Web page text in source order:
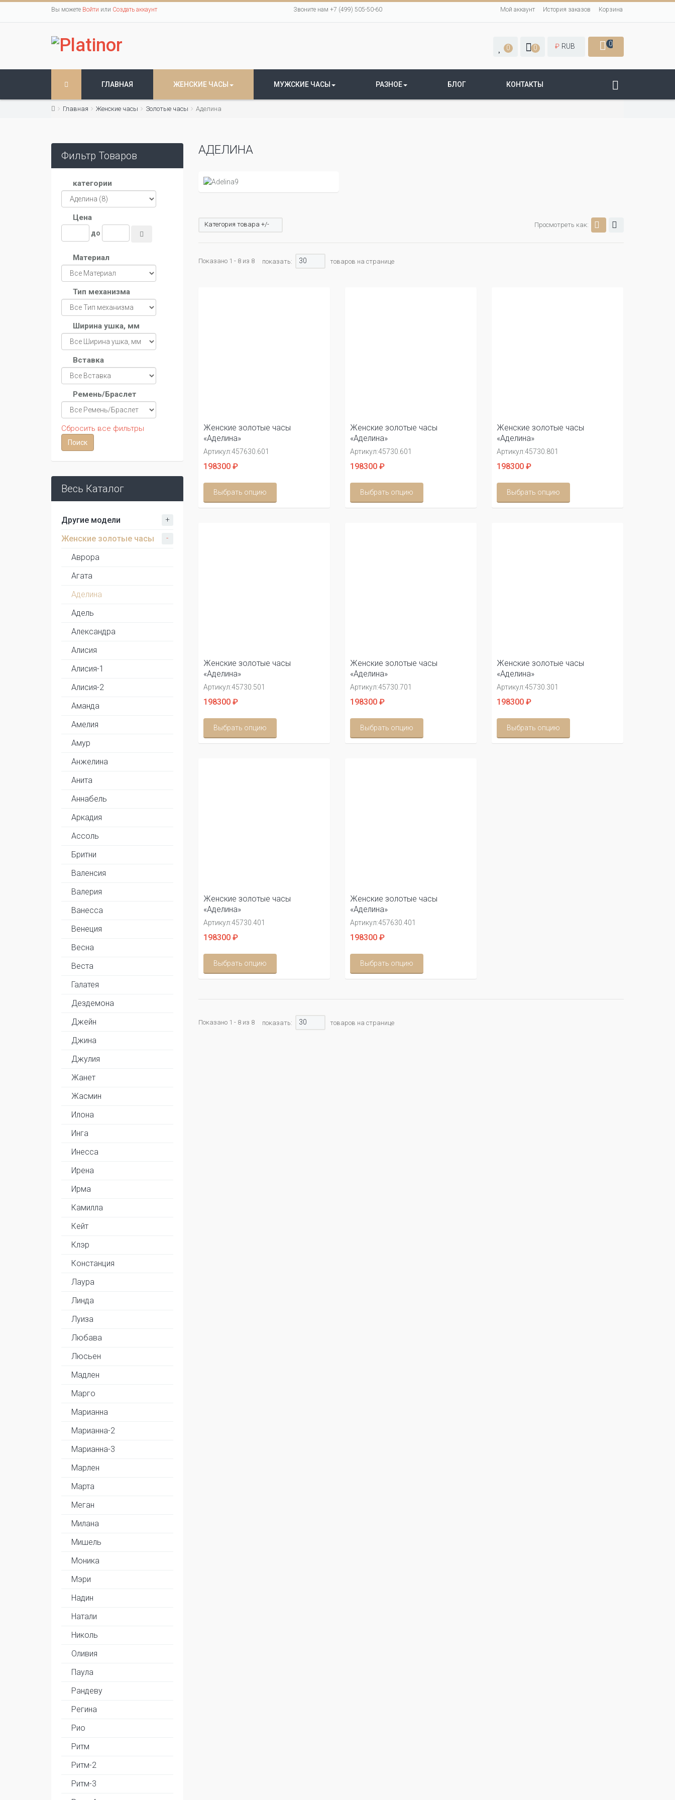
Вы можете Войти или Создать аккаунт Звоните нам +7 (499) 505-50-60 Мой аккаунт История заказов Корзина
0 0 ₽ RUB 0
ГЛАВНАЯ ЖЕНСКИЕ ЧАСЫ МУЖСКИЕ ЧАСЫ РАЗНОЕ БЛОГ КОНТАКТЫ
Главная Женские часы Золотые часы Аделина
Фильтр Товаров
категории
Цена
до
Материал
Тип механизма
Ширина ушка, мм
Вставка
Ремень/Браслет
Сбросить все фильтры
Весь Каталог
Другие модели +
Женские золотые часы -
Аврора
Агата
Аделина
Адель
Александра
Алисия
Алисия-1
Алисия-2
Аманда
Амелия
Амур
Анжелина
Анита
Аннабель
Аркадия
Ассоль
Бритни
Валенсия
Валерия
Ванесса
Венеция
Весна
Веста
Галатея
Дездемона
Джейн
Джина
Джулия
Жанет
Жасмин
Илона
Инга
Инесса
Ирена
Ирма
Камилла
Кейт
Клэр
Констанция
Лаура
Линда
Луиза
Любава
Люсьен
Мадлен
Марго
Марианна
Марианна-2
Марианна-3
Марлен
Марта
Меган
Милана
Мишель
Моника
Мэри
Надин
Натали
Николь
Оливия
Паула
Рандеву
Регина
Рио
Ритм
Ритм-2
Ритм-3
АДЕЛИНА
Просмотреть как:
Категория товара +/-
Показано 1 - 8 из 8 показать: 30 товаров на странице
Женские золотые часы
«Аделина»
Артикул:457630.601
198300 ₽
Выбрать опцию
Женские золотые часы
«Аделина»
Артикул:45730.601
198300 ₽
Выбрать опцию
Женские золотые часы
«Аделина»
Артикул:45730.801
198300 ₽
Выбрать опцию
Женские золотые часы
«Аделина»
Артикул:45730.501
198300 ₽
Выбрать опцию
Женские золотые часы
«Аделина»
Артикул:45730.701
198300 ₽
Выбрать опцию
Женские золотые часы
«Аделина»
Артикул:45730.301
198300 ₽
Выбрать опцию
Женские золотые часы
«Аделина»
Артикул:45730.401
198300 ₽
Выбрать опцию
Женские золотые часы
«Аделина»
Артикул:457630.401
198300 ₽
Выбрать опцию
Показано 1 - 8 из 8 показать: 30 товаров на странице